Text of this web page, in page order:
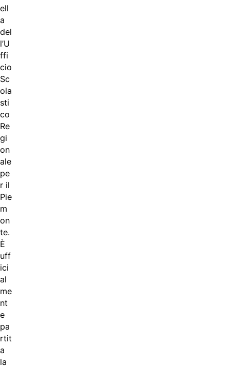
ell
a
del
l’U
ffi
cio
Sc
ola
sti
co
Re
gi
on
ale
pe
r il
Pie
m
on
te.
È
uff
ici
al
me
nt
e
pa
rtit
a
la